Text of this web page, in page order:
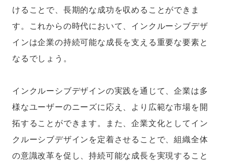
けることで、長期的な成功を収めることができま
す。これからの時代において、インクルーシブデザ
インは企業の持続可能な成長を支える重要な要素と
なるでしょう。
インクルーシブデザインの実践を通じて、企業は多
様なユーザーのニーズに応え、より広範な市場を開
拓することができます。また、企業文化としてイン
クルーシブデザインを定着させることで、組織全体
の意識改革を促し、持続可能な成長を実現すること